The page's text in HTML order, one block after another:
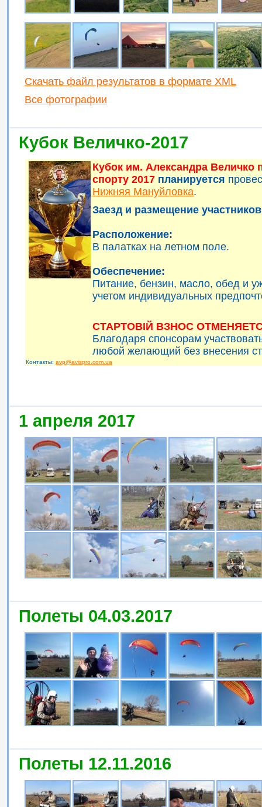
Скачать файл результатов в формате XML
Все фотографии
Кубок Величко-2017
Кубок им. Александра Величко
спорту 2017 планируется
Нижняя Мануйловка.
Заезд и размещение
Расположение:
В палатках на летном поле.
Обеспечение:
Питание, бензин, масло, обед и
учетом индивидуальных
СТАРТОВІЙ ВЗНОС
Благодаря спонсорам
любой желающий без внесения
Контакты: avp@avispro.com.ua
1 апреля 2017
Полеты 04.03.2017
Полеты 12.11.2016